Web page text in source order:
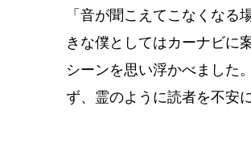
「音が聞こえてこなくな
きな僕としてはカーナビに
シーンを思い浮かべました
ず、霊のように読者を不安